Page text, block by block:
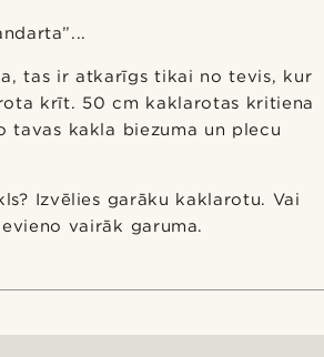
tas ir atkarīgs tikai no tevis, kur
krīt. 50 cm kaklarotas kritiena
tavas kakla biezuma un plecu
Izvēlies garāku kaklarotu. Vai
vairāk garuma.